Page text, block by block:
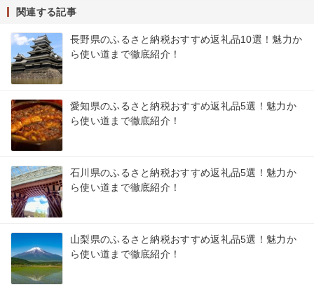
関連する記事
長野県のふるさと納税おすすめ返礼品10選！魅力か
ら使い道まで徹底紹介！
愛知県のふるさと納税おすすめ返礼品5選！魅力か
ら使い道まで徹底紹介！
石川県のふるさと納税おすすめ返礼品5選！魅力か
ら使い道まで徹底紹介！
山梨県のふるさと納税おすすめ返礼品5選！魅力か
ら使い道まで徹底紹介！